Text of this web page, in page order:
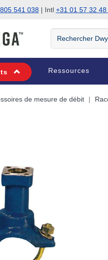
541 038| Intl +31 01 57 32 48
Rechercher
DwyerOmega
Ressources
de mesure de débit